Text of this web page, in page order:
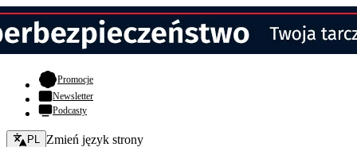
Promocje- otwiera się w nowej karcie
Newsletter
Podcasty
Zmień język - bieżący:
PL Zmień język strony